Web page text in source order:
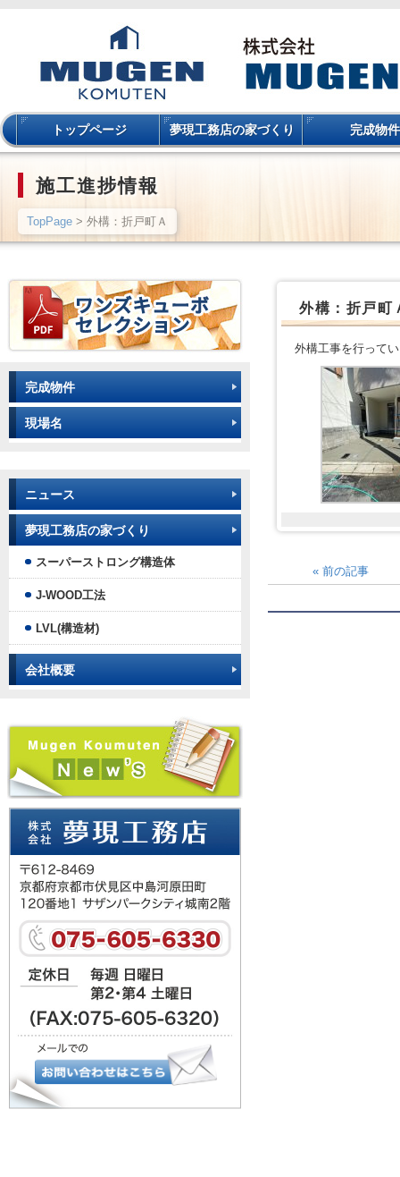
トップページ 夢現工務店の家づくり 完成物件
施工進捗情報
TopPage > 外構：折戸町Ａ
外構：折戸町
外構工事を行って
« 前の記事
完成物件
現場名
ニュース
夢現工務店の家づくり
スーパーストロング構造体
J-WOOD工法
LVL(構造材)
会社概要